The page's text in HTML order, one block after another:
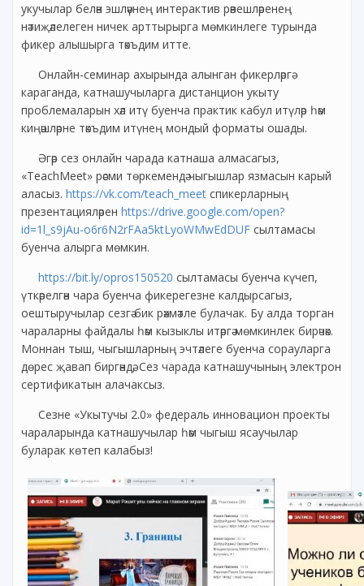
укучылар белән эшләүнең интерактив рәвешләренең
нәтиҗәлелеген ничек арттырырга мөмкинлеге турында
фикер алышырга тәкъдим итте.
Онлайн-семинар ахырында алынган фикерләргә
караганда, катнашучыларга дистанцион укыту
проблемаларын хәл итү буенча практик кабул итүләр һәм
киңәшләрне тәкъдим итүнең мондый форматы ошады.
Әгәр сез онлайн чарада катнаша алмасагыз,
«TeachMeet» рәсми төркемендә чыгышлар язмасын карый
аласыз. https://vk.com/teach_meet спикерларның
презентацияләрен https://drive.google.com/open?
id=1l_s9jAu-o6r6N2rFAa5ktLyoWMwEdDUF сылтамасы
буенча алырга мөмкин.
https://bit.ly/opros150520 сылтамасы буенча күчеп,
үткәрелгән чара буенча фикерегезне калдырсагыз,
оештыручылар сезгә бик рәхмәтле булачак. Бу алда торган
чараларны файдалы һәм кызыклы итәргә мөмкинлек бирәчәк.
Моннан тыш, чыгышларның эчтәлеге буенча сорауларга
дөрес җавап биргәндә, Сез чарада катнашучының электрон
сертификатын алачаксыз.
Сезне «Укытучы 2.0» федераль инновацион проекты
чараларында катнашучылар һәм чыгыш ясаучылар
буларак көтеп калабыз!